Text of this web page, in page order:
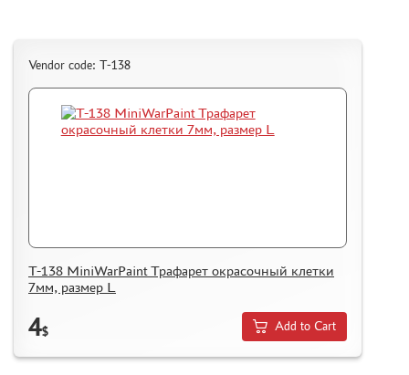
Vendor code: T-138
T-138 MiniWarPaint Трафарет окрасочный клетки
7мм, размер L
4$ Add to Cart